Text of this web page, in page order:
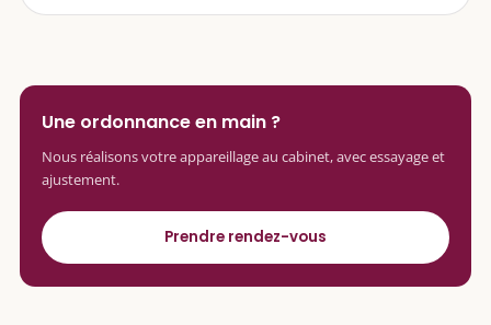
Une ordonnance en main ?
Nous réalisons votre appareillage au cabinet, avec essayage et
ajustement.
Prendre rendez-vous